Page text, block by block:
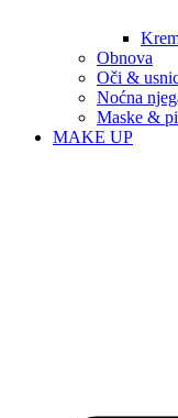
Obnova
Oči &
Noćna
Maske &
MAKE UP